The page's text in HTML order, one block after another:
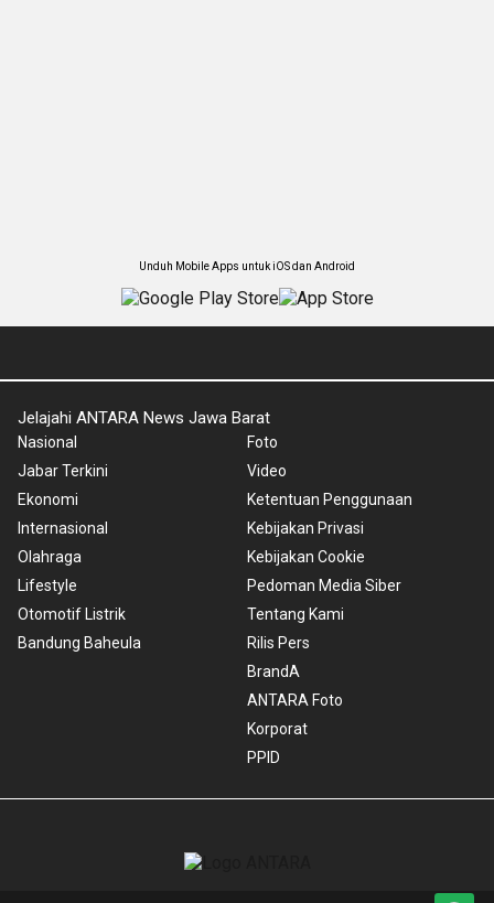
Unduh Mobile Apps untuk iOS dan Android
Jelajahi ANTARA News Jawa Barat
Nasional
Jabar Terkini
Ekonomi
Internasional
Olahraga
Lifestyle
Otomotif Listrik
Bandung Baheula
Foto
Video
Ketentuan Penggunaan
Kebijakan Privasi
Kebijakan Cookie
Pedoman Media Siber
Tentang Kami
Rilis Pers
BrandA
ANTARA Foto
Korporat
PPID